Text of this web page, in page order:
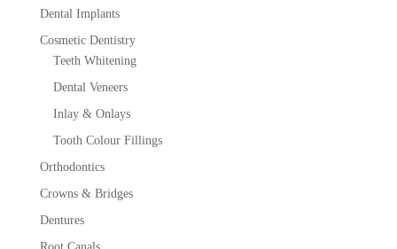
Dental Implants
Cosmetic Dentistry
Teeth Whitening
Dental Veneers
Inlay & Onlays
Tooth Colour Fillings
Orthodontics
Crowns & Bridges
Dentures